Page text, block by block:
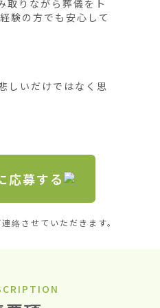
取りながら葬儀をト
験の方でも安心して
しいだけではなく思
応募する
絡させていただきます。